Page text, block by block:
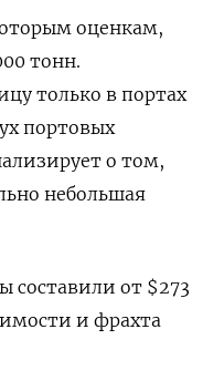
оценкам,
тонн.
только в портах
портовых
о том,
небольшая
составили от $273
и фрахта